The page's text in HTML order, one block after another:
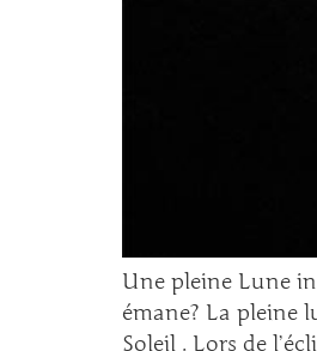
Une pleine Lune
émane? La pleine
Soleil . Lors de